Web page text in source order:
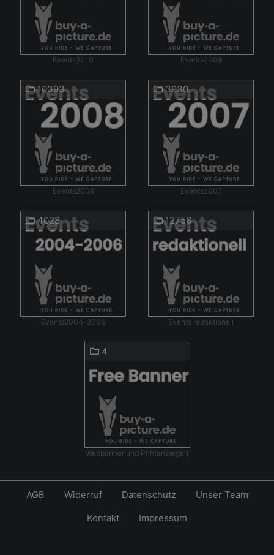
Events2010 Events2009
10393
Events2008
3930
Events2007
4028
Events2004-2006
12756
Events redaktionell
4
Webbanner und Printanzeigen
AGB Widerruf Datenschutz
Unser Team
Kontakt
Impressum